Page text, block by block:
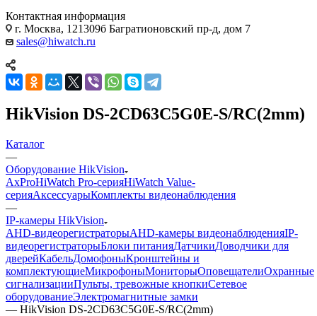
Контактная информация
г. Москва, 121309б Багратионовский пр-д, дом 7
sales@hiwatch.ru
HikVision DS-2CD63C5G0E-S/RC(2mm)
Каталог
—
Оборудование HikVision
AxProHiWatch Pro-серияHiWatch Value-
серияАксессуарыКомплекты видеонаблюдения
—
IP-камеры HikVision
AHD-видеорегистраторыAHD-камеры видеонаблюденияIP-
видеорегистраторыБлоки питанияДатчикиДоводчики для
дверейКабельДомофоныКронштейны и
комплектующиеМикрофоныМониторыОповещателиОхранные
сигнализацииПульты, тревожные кнопкиСетевое
оборудованиеЭлектромагнитные замки
— HikVision DS-2CD63C5G0E-S/RC(2mm)